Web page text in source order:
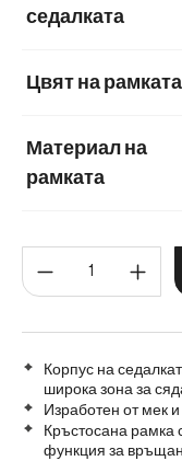
Мека плюшена
седалката
Цвят на рамката
Материал на
рамката
Графитена
Корпус на
широка зона за
Изработен от мек
Кръстосана рамка
функция за